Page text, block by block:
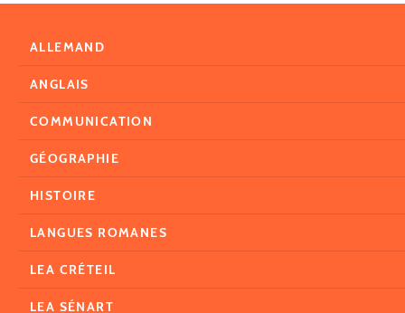
ALLEMAND
ANGLAIS
COMMUNICATION
GÉOGRAPHIE
HISTOIRE
LANGUES ROMANES
LEA CRÉTEIL
LEA SÉNART